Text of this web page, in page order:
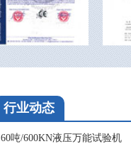
行业动态
60吨/600KN液压万能试验机